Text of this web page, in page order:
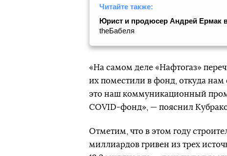
Читайте также:
Юрист и продюсер Андрей Ермак
theБабеля
«На самом деле «Нафтогаз»
их поместили в фонд, откуда
это наш коммуникационный
COVID-фонд», — пояснил
Отметим, что в этом году
миллиардов гривен из трех